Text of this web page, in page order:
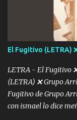
más Si te sientes
imagino tu sombra
cap la champagne el
tú mi hermosa La
pensar... Que tú ya
Intentar... ...
El Fugitivo (LETRA)
LETRA - El Fugitivo
(LETRA) ❌ Grupo
Fugitivo de Grupo
con ismael lo dice